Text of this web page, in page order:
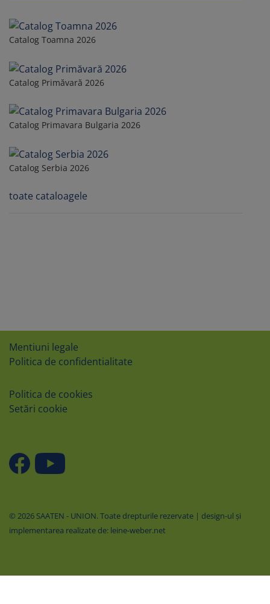
Catalog Toamna 2026
Catalog Primăvară 2026
Catalog Primavara Bulgaria 2026
Catalog Serbia 2026
toate cataloagele
Mentiuni legale
Politica de confidentialitate
Politica de cookies
Setări cookie
© 2026 SAATEN - UNION. Toate drepturile rezervate | design-ul şi
implementarea realizate de: leine-weber.net